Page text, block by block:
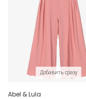
Добавить сразу
Abel & Lula